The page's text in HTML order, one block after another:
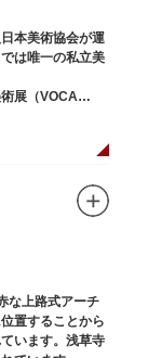
とを通じて、命
れています。
ードショップで
した可愛いフー
ギフトショップ
本美術協会が運
は唯一の私立美
展（VOCA
）のほか、マン
企画展を開催し
館ギャラリー、
者から熟練者を
に受講できる単
な上路式アーチ
置することから
います。浅草寺